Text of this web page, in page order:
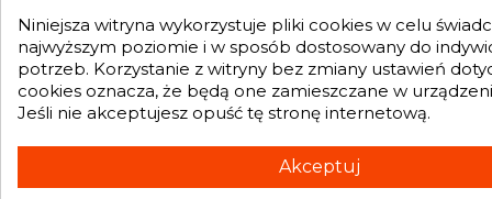
Niniejsza witryna wykorzystuje pliki cookies w celu
najwyższym poziomie i w sposób dostosowany do
potrzeb. Korzystanie z witryny bez zmiany ustawień
cookies oznacza, że będą one zamieszczane w
Jeśli nie akceptujesz opuść tę stronę internetową.
Akceptuj